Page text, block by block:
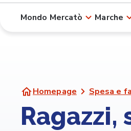
Mondo Mercatò Marche
Homepage Spesa e
Ragazzi,